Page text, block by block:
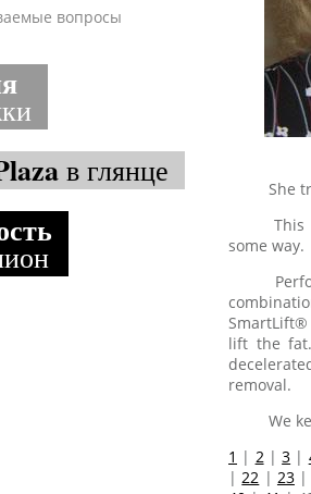
вопросы
в глянце
She
This
some way.
SmartLift®
lift the
removal.
We
1 | 2 |3 |
| 22 | 23|